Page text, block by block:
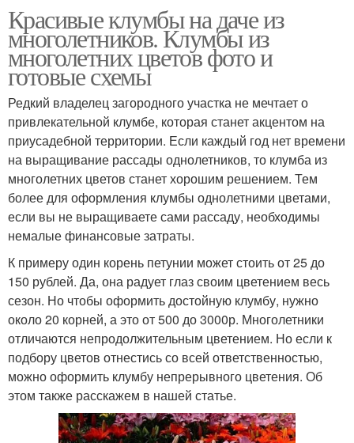
Красивые клумбы на даче из
многолетников. Клумбы из
многолетних цветов фото и
готовые схемы
Редкий владелец загородного участка не мечтает о
привлекательной клумбе, которая станет акцентом на
приусадебной территории. Если каждый год нет времени
на выращивание рассады однолетников, то клумба из
многолетних цветов станет хорошим решением. Тем
более для оформления клумбы однолетними цветами,
если вы не выращиваете сами рассаду, необходимы
немалые финансовые затраты.
К примеру один корень петунии может стоить от 25 до
150 рублей. Да, она радует глаз своим цветением весь
сезон. Но чтобы оформить достойную клумбу, нужно
около 20 корней, а это от 500 до 3000р. Многолетники
отличаются непродолжительным цветением. Но если к
подбору цветов отнестись со всей ответственностью,
можно оформить клумбу непрерывного цветения. Об
этом также расскажем в нашей статье.